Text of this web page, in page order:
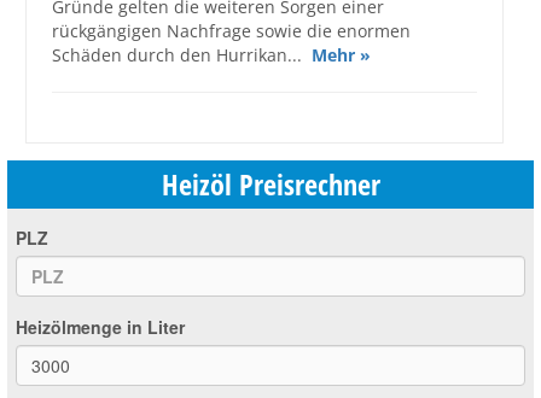
Gründe gelten die weiteren Sorgen einer
rückgängigen Nachfrage sowie die enormen
Schäden durch den Hurrikan... Mehr »
Heizöl Preisrechner
PLZ
Heizölmenge in Liter